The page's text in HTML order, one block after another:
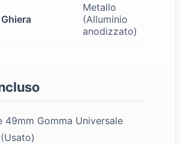
Metallo
(Alluminio
anodizzato)
49mm Gomma Universale